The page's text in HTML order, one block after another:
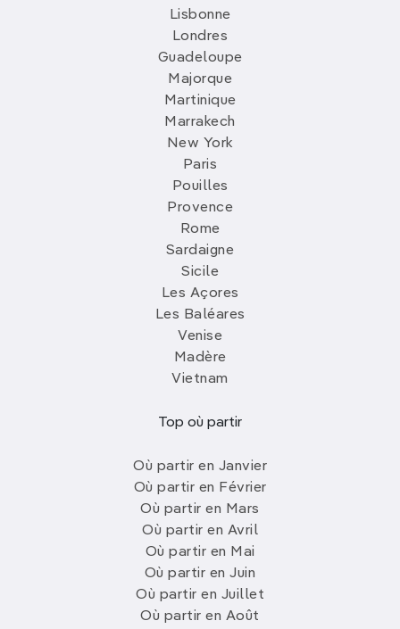
Lisbonne
Londres
Guadeloupe
Majorque
Martinique
Marrakech
New York
Paris
Pouilles
Provence
Rome
Sardaigne
Sicile
Les Açores
Les Baléares
Venise
Madère
Vietnam
Top où partir
Où partir en Janvier
Où partir en Février
Où partir en Mars
Où partir en Avril
Où partir en Mai
Où partir en Juin
Où partir en Juillet
Où partir en Août